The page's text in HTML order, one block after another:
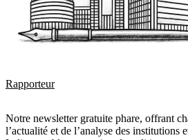
Rapporteur
Notre newsletter gratuite phare, offrant
l’actualité et de l’analyse des institutions